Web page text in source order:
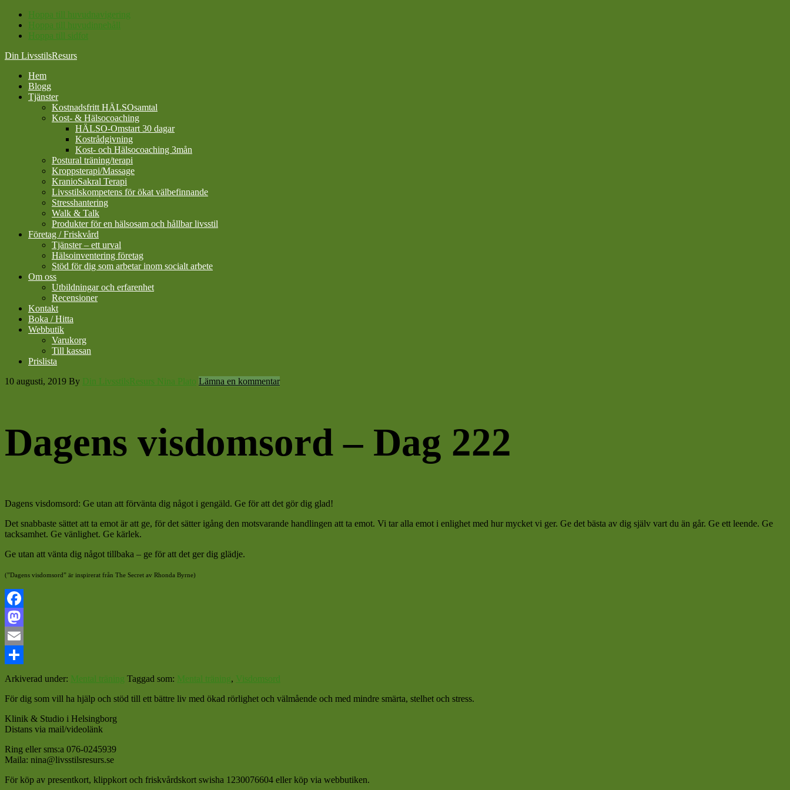
Hoppa till huvudnavigering
Hoppa till huvudinnehåll
Hoppa till sidfot
Din LivsstilsResurs
Hem
Blogg
Tjänster
Kostnadsfritt HÄLSOsamtal
Kost- & Hälsocoaching
HÄLSO-Omstart 30 dagar
Kostrådgivning
Kost- och Hälsocoaching 3mån
Postural träning/terapi
Kroppsterapi/Massage
KranioSakral Terapi
Livsstilskompetens för ökat välbefinnande
Stresshantering
Walk & Talk
Produkter för en hälsosam och hållbar livsstil
Företag / Friskvård
Tjänster – ett urval
Hälsoinventering företag
Stöd för dig som arbetar inom socialt arbete
Om oss
Utbildningar och erfarenhet
Recensioner
Kontakt
Boka / Hitta
Webbutik
Varukorg
Till kassan
Prislista
10 augusti, 2019 By Din LivsstilsResurs Nina Plato Lämna en kommentar
Dagens visdomsord – Dag 222
Dagens visdomsord: Ge utan att förvänta dig något i gengäld. Ge för att det gör dig glad!
Det snabbaste sättet att ta emot är att ge, för det sätter igång den motsvarande handlingen att ta emot. Vi tar alla emot i enlighet med hur mycket vi ger. Ge det bästa av dig själv vart du än går. Ge ett leende. Ge
tacksamhet. Ge vänlighet. Ge kärlek.
Ge utan att vänta dig något tillbaka – ge för att det ger dig glädje.
(”Dagens visdomsord” är inspirerat från The Secret av Rhonda Byrne)
Facebook
Mastodon
Email
Dela
Arkiverad under: Mental träning Taggad som: Mental träning, Visdomsord
För dig som vill ha hjälp och stöd till ett bättre liv med ökad rörlighet och välmående och med mindre smärta, stelhet och stress.
Klinik & Studio i Helsingborg
Distans via mail/videolänk
Ring eller sms:a 076-0245939
Maila: nina@livsstilsresurs.se
För köp av presentkort, klippkort och friskvårdskort swisha 1230076604 eller köp via webbutiken.